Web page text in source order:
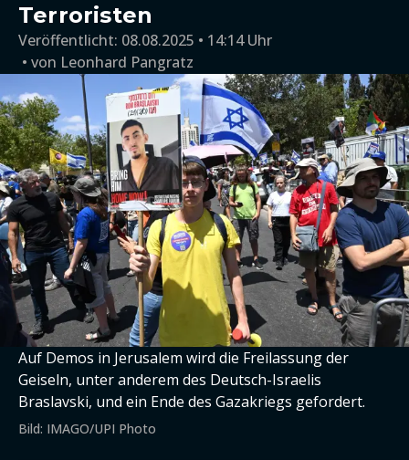
Terroristen
Veröffentlicht: 08.08.2025 • 14:14 Uhr
von Leonhard Pangratz
Auf Demos in Jerusalem wird die Freilassung der
Geiseln, unter anderem des Deutsch-Israelis
Braslavski, und ein Ende des Gazakriegs gefordert.
Bild: IMAGO/UPI Photo